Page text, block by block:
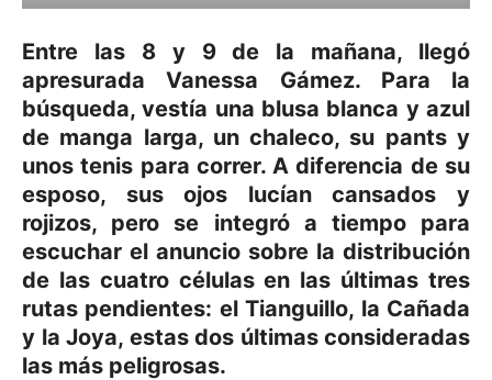
Entre las 8 y 9 de la mañana, llegó
apresurada Vanessa Gámez. Para la
búsqueda, vestía una blusa blanca y azul
de manga larga, un chaleco, su pants y
unos tenis para correr. A diferencia de su
esposo, sus ojos lucían cansados y
rojizos, pero se integró a tiempo para
escuchar el anuncio sobre la distribución
de las cuatro células en las últimas tres
rutas pendientes: el Tianguillo, la Cañada
y la Joya, estas dos últimas consideradas
las más peligrosas.